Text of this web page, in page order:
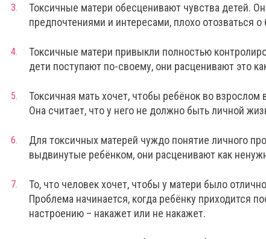
Токсичные матери обесценивают чувства детей.
предпочтениями и интересами, плохо отозваться о
Токсичные матери привыкли полностью
дети поступают по-своему, они расценивают это
Токсичная мать хочет, чтобы ребёнок во взрослом
Она считает, что у него не должно быть личной
Для токсичных матерей чуждо понятие личного
выдвинутые ребёнком, они расценивают как
То, что человек хочет, чтобы у матери было
Проблема начинается, когда ребёнку приходится
настроению – накажет или не накажет.